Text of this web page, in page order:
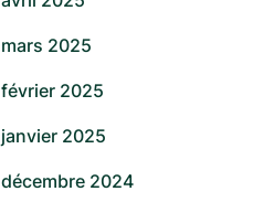
mars 2025
février 2025
janvier 2025
décembre 2024